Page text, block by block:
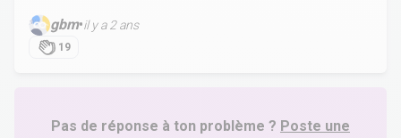
gbm•il y a 2 ans
19
Pas de réponse à ton problème ? Poste une